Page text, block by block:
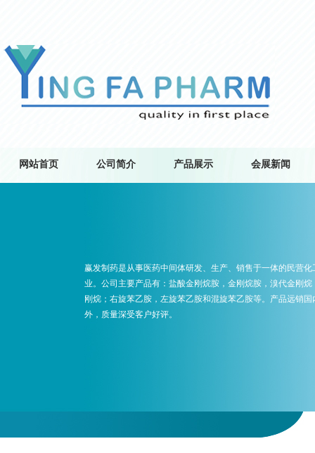
网站首页 公司简介 产品展示 会展新闻
赢发制药是从事医药中间体研发、生产、销售于一体的民营化
业。公司主要产品有：盐酸金刚烷胺，金刚烷胺，溴代金刚烷
刚烷；右旋苯乙胺，左旋苯乙胺和混旋苯乙胺等。产品远销国
外，质量深受客户好评。